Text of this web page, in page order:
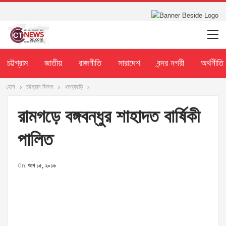
চট্টগ্রাম জাতীয় রাজনীতি সারাদেশ বন্দর নগরী অর্থনীতি
হোম চট্টগ্রাম বিভাগ খাগড়াছড়ি
রামগড়ে বঙ্গবন্ধুর শাহাদত বার্ষিকী
পালিত
On আগ ১৫, ২০১৬